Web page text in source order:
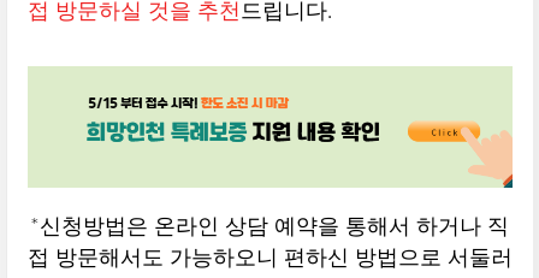
접 방문하실 것을 추천드립니다.
*신청방법은 온라인 상담 예약을 통해서 하거나 직
접 방문해서도 가능하오니 편하신 방법으로 서둘러